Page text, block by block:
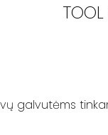
TOOL
galvutėms